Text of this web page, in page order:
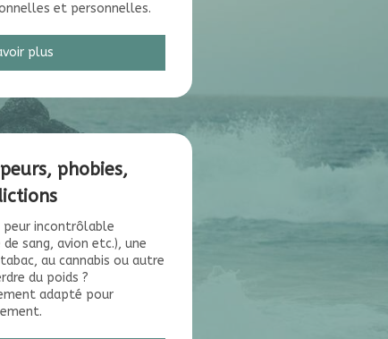
et personnelles.
plus
phobies,
incontrôlable
sang, avion etc.), une
au cannabis ou autre
du poids ?
adapté pour